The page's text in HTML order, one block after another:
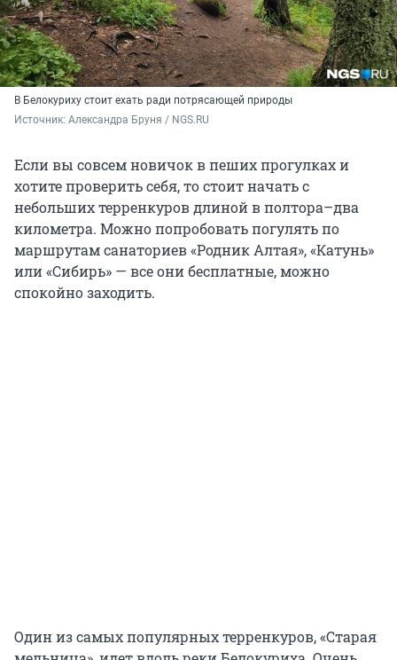
В Белокуриху стоит ехать ради потрясающей природы
Источник: Александра Бруня / NGS.RU
Если вы совсем новичок в пеших прогулках и
хотите проверить себя, то стоит начать с
небольших терренкуров длиной в полтора–два
километра. Можно попробовать погулять по
маршрутам санаториев «Родник Алтая», «Катунь»
или «Сибирь» — все они бесплатные, можно
спокойно заходить.
Один из самых популярных терренкуров, «Старая